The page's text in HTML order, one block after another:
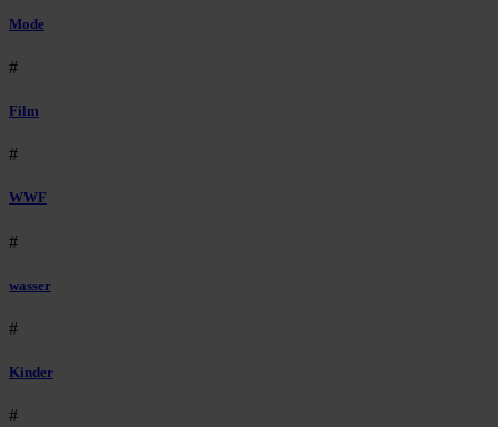
Mode
#
Film
#
WWF
#
wasser
#
Kinder
#